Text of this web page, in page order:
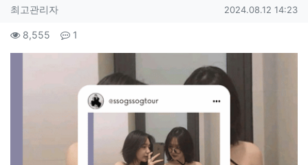
작성자 정보
최고관리자작성 작성일
2024.08.12 14:23
컨텐츠 정보
8,555 조회 1